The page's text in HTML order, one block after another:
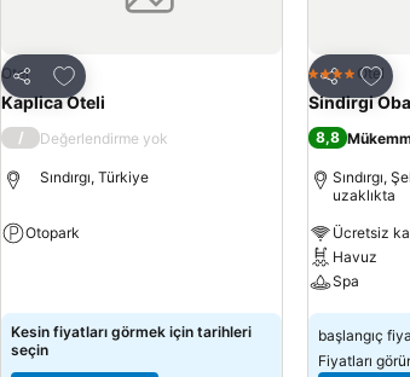
Paylaş
Favorilerime ekle
Otel
Kaplica Oteli
/ Değerlendirme yok
Sındırgı, Türkiye
Otopark
Kesin fiyatları görmek için tarihleri
seçin
Paylaş
4 Yıldız Otel
Sindirgi
8,8
Sındırgı,
uzaklıkta
Ücretsiz
Havuz
Spa
Fiyatları
başlangıç
Fiyatları